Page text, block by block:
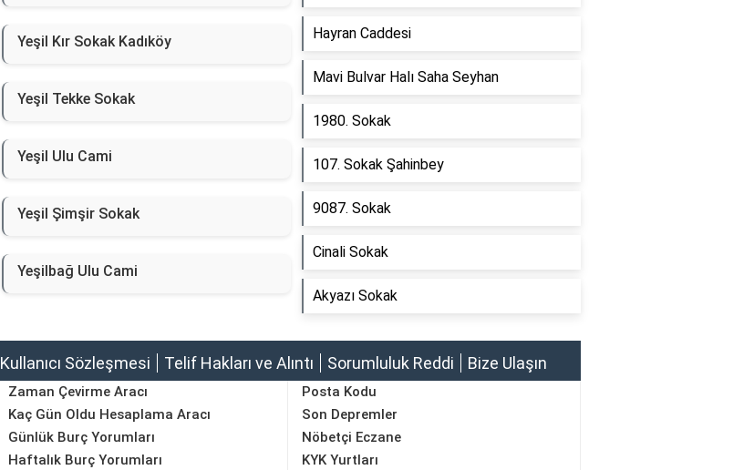
Yeşil Kır Sokak Kadıköy
Yeşil Tekke Sokak
Yeşil Ulu Cami
Yeşil Şimşir Sokak
Yeşilbağ Ulu Cami
Hayran Caddesi
Mavi Bulvar Halı Saha Seyhan
1980. Sokak
107. Sokak Şahinbey
9087. Sokak
Cinali Sokak
Akyazı Sokak
Kullanıcı Sözleşmesi Telif Hakları ve Alıntı Sorumluluk Reddi Bize Ulaşın
Zaman Çevirme Aracı
Kaç Gün Oldu Hesaplama Aracı
Günlük Burç Yorumları
Haftalık Burç Yorumları
Posta Kodu
Son Depremler
Nöbetçi Eczane
KYK Yurtları